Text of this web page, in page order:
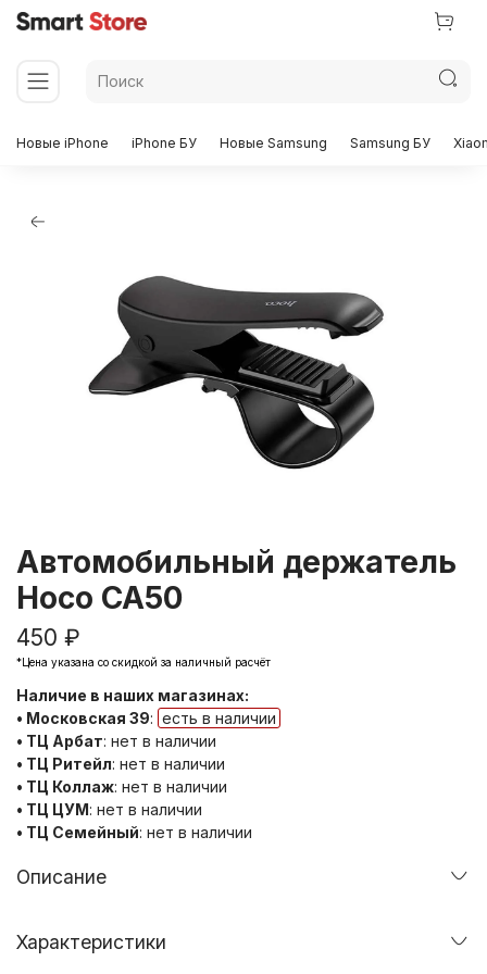
Новые iPhone iPhone БУ Новые Samsung Samsung БУ
Автомобильный держатель
Hoco CA50
450 ₽
*Цена указана со скидкой за наличный расчёт
Наличие в наших магазинах:
• Московская 39: есть в наличии
• ТЦ Арбат: нет в наличии
• ТЦ Ритейл: нет в наличии
• ТЦ Коллаж: нет в наличии
• ТЦ ЦУМ: нет в наличии
• ТЦ Семейный: нет в наличии
Описание
Характеристики